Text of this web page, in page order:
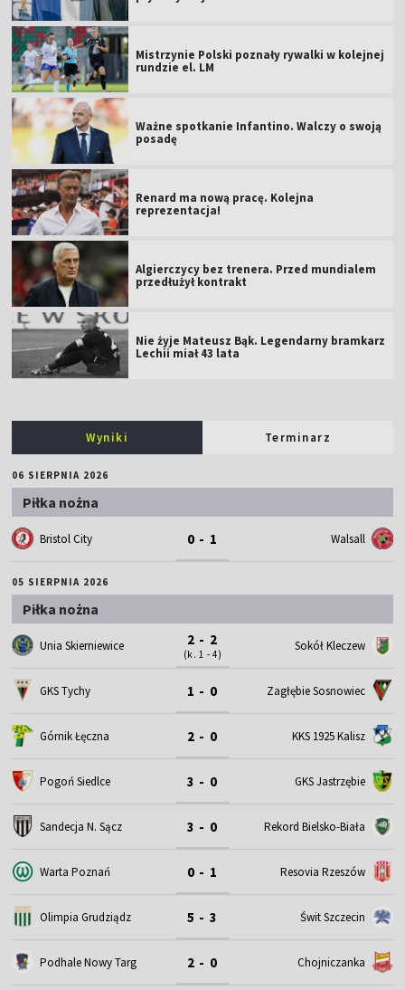
Mistrzynie Polski poznały rywalki w kolejnej
rundzie el. LM
Ważne spotkanie Infantino. Walczy o swoją
posadę
Renard ma nową pracę. Kolejna
reprezentacja!
Algierczycy bez trenera. Przed mundialem
przedłużył kontrakt
Nie żyje Mateusz Bąk. Legendarny bramkarz
Lechii miał 43 lata
Wyniki Terminarz
06 SIERPNIA 2026
Piłka nożna
Bristol City 0 - 1 Walsall
05 SIERPNIA 2026
Piłka nożna
Unia Skierniewice 2 - 2
(k. 1 - 4)
Sokół Kleczew
GKS Tychy 1 - 0 Zagłębie Sosnowiec
Górnik Łęczna 2 - 0 KKS 1925 Kalisz
Pogoń Siedlce 3 - 0 GKS Jastrzębie
Sandecja N. Sącz 3 - 0 Rekord Bielsko-Biała
Warta Poznań 0 - 1 Resovia Rzeszów
Olimpia Grudziądz 5 - 3 Świt Szczecin
Podhale Nowy Targ 2 - 0 Chojniczanka